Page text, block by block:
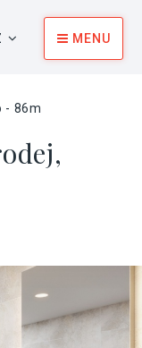
MENU
- 86m